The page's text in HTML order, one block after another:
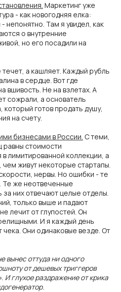
Маркетинг уже
- как новогодняя елка:
непонятно. Там я увидел, как
о внутренние
но его посадили на
течет, а кашляет. Каждый рубль
в сердце. Вот где
вшивость. Не на взлетах. А
сожрали, а основатель
который готов продать душу,
на счету.
бизнесами в России. С теми,
равны стоимости
лимитированной коллекции, а
живут некоторые стартапы.
нервы. Но ошибки - те
же неотвеченные
них отвечают целые отделы.
только выше и падают
лечит от глупостей. Он
И я каждый день
чека. Они одинаковые везде. От
вынес оттуда ни одного
от дешевых триггеров
И глухое раздражение от крика